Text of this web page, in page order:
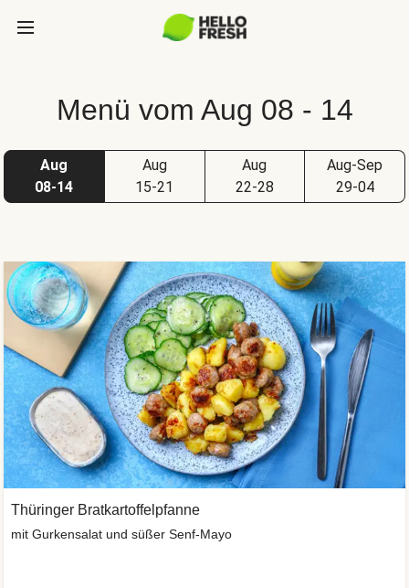
Menü vom Aug 08 - 14
Aug
08-14
Aug
15-21
Aug
22-28
Aug-Sep
29-04
Thüringer Bratkartoffelpfanne
mit Gurkensalat und süßer Senf-Mayo